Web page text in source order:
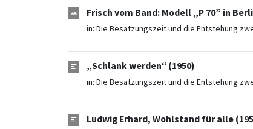
Frisch vom Band: Modell „P 70” in
in: Die Besatzungszeit und die Entstehung
„Schlank werden“ (1950)
in: Die Besatzungszeit und die Entstehung
Ludwig Erhard, Wohlstand für alle